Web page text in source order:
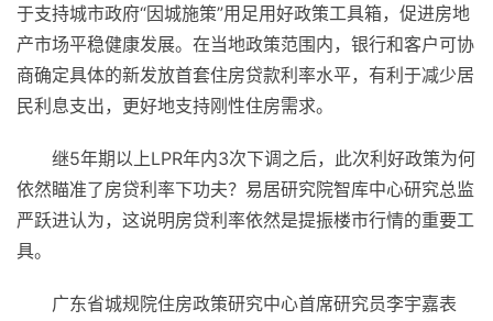
于支持城市政府“因城施策”用足用好政策工具箱，促进房地
产市场平稳健康发展。在当地政策范围内，银行和客户可协
商确定具体的新发放首套住房贷款利率水平，有利于减少居
民利息支出，更好地支持刚性住房需求。
继5年期以上LPR年内3次下调之后，此次利好政策为何
依然瞄准了房贷利率下功夫？易居研究院智库中心研究总监
严跃进认为，这说明房贷利率依然是提振楼市行情的重要工
具。
广东省城规院住房政策研究中心首席研究员李宇嘉表